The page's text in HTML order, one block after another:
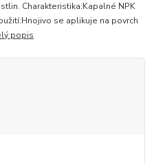
Charakteristika:Kapalné NPK
se aplikuje na povrch
popis